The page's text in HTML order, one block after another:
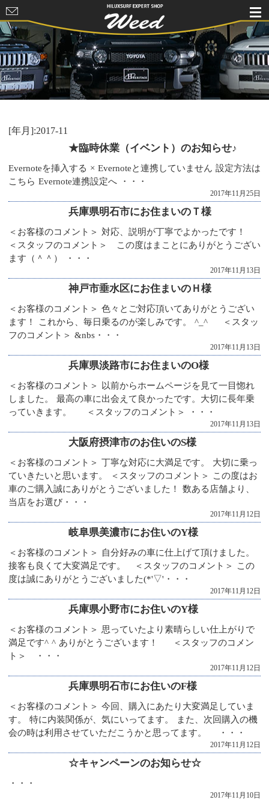
HILUXSURF
EXPERT
SHOP Weed
[年月]:2017-11
★臨時休業（イベント）のお知らせ♪
Evernoteを挿入する × Evernoteと連携していません 設定方法は
こちら Evernote連携設定へ ・・・
2017年11月25日
兵庫県明石市にお住まいのＴ様
＜お客様のコメント＞ 対応、説明が丁寧でよかったです！
＜スタッフのコメント＞ この度はまことにありがとうござい
ます（＾＾） ・・・
2017年11月13日
神戸市垂水区にお住まいのＨ様
＜お客様のコメント＞ 色々とご対応頂いてありがとうござい
ます！ これから、毎日乗るのが楽しみです。 ^_^ ＜スタッ
フのコメント＞ &nbs・・・
2017年11月13日
兵庫県淡路市にお住まいのO様
＜お客様のコメント＞ 以前からホームページを見て一目惚れ
しました。 最高の車に出会えて良かったです。大切に長年乗
っていきます。 ＜スタッフのコメント＞ ・・・
2017年11月13日
大阪府摂津市のお住いのS様
＜お客様のコメント＞ 丁寧な対応に大満足です。 大切に乗っ
ていきたいと思います。 ＜スタッフのコメント＞ この度はお
車のご購入誠にありがとうございました！ 数ある店舗より、
当店をお選び・・・
2017年11月12日
岐阜県美濃市にお住いのY様
＜お客様のコメント＞ 自分好みの車に仕上げて頂けました。
接客も良くて大変満足です。 ＜スタッフのコメント＞ この
度は誠にありがとうございました(*'▽'・・・
2017年11月12日
兵庫県小野市にお住いのY様
＜お客様のコメント＞ 思っていたより素晴らしい仕上がりで
満足です^ ^ ありがとうございます！ ＜スタッフのコメン
ト＞ ・・・
2017年11月12日
兵庫県明石市にお住いのF様
＜お客様のコメント＞ 今回、購入にあたり大変満足していま
す。 特に内装関係が、気にいってます。 また、次回購入の機
会の時は利用させていただこうかと思ってます。 ・・・
2017年11月12日
☆キャンペーンのお知らせ☆
・・・
2017年11月10日